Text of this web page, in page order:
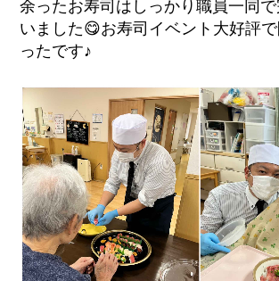
余ったお寿司はしっかり職員一同
いました😋お寿司イベント大好評
ったです♪